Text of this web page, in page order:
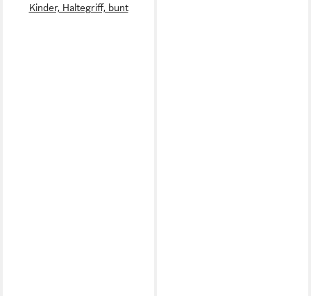
Kinder, Haltegriff, bunt